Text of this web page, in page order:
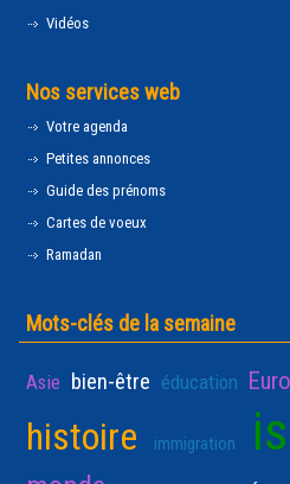
Vidéos
Nos services web
Votre agenda
Petites annonces
Guide des prénoms
Cartes de voeux
Ramadan
Mots-clés de la semaine
Asie bien-être éducation
histoire immigration